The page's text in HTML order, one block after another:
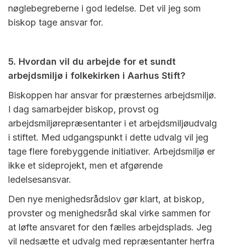
nøglebegreberne i god ledelse. Det vil jeg som
biskop tage ansvar for.
5. Hvordan vil du arbejde for et sundt
arbejdsmiljø i folkekirken i Aarhus Stift?
Biskoppen har ansvar for præsternes arbejdsmiljø.
I dag samarbejder biskop, provst og
arbejdsmiljørepræsentanter i et arbejdsmiljøudvalg
i stiftet. Med udgangspunkt i dette udvalg vil jeg
tage flere forebyggende initiativer. Arbejdsmiljø er
ikke et sideprojekt, men et afgørende
ledelsesansvar.
Den nye menighedsrådslov gør klart, at biskop,
provster og menighedsråd skal virke sammen for
at løfte ansvaret for den fælles arbejdsplads. Jeg
vil nedsætte et udvalg med repræsentanter herfra